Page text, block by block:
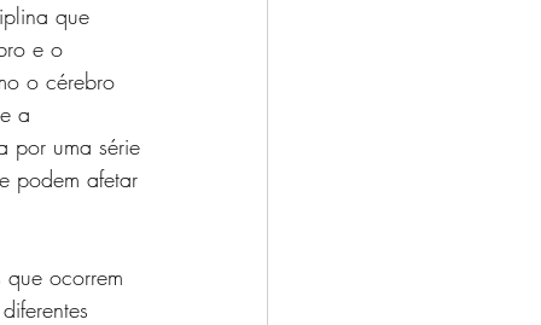
que
e o
o cérebro
a
por uma série
podem afetar
ocorrem